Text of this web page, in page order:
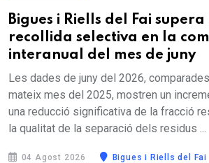
Bigues i Riells del Fai
recollida selectiva en la
interanual del mes de juny
Les dades de juny del 2026,
mateix mes del 2025, mostren un
una reducció significativa de la fracció
la qualitat de la separació dels residus ...
04 Agost 2026 Bigues i Riells del Fai